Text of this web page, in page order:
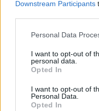
Downstream Participants
Personal Data
I want to opt-out of
personal data.
Opted In
I want to opt-out of
Personal Data.
Opted In